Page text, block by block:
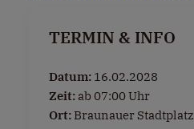
TERMIN & INFO
Datum: 16.02.2028
Zeit: ab 07:00 Uhr
Ort: Braunauer Stadtplatz